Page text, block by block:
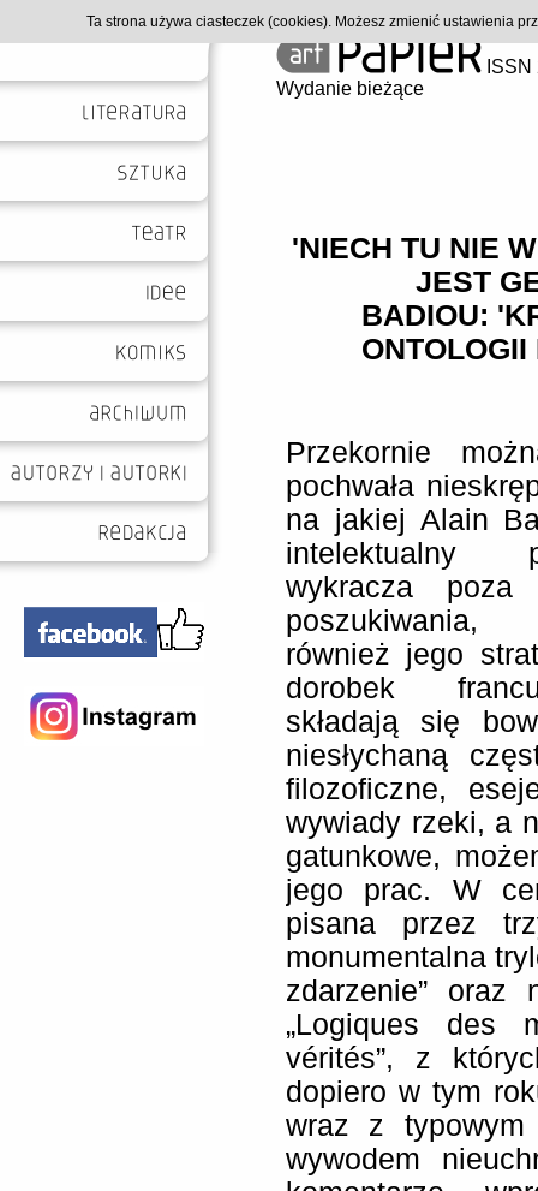
Wydanie bieżące
'NIECH TU NIE
JEST
BADIOU:
Przekornie
pochwała
na jakiej Alain
intelektualny
wykracza poza
poszukiwania,
również jego
dorobek
składają się
niesłychaną
filozoficzne,
wywiady rzeki, a
gatunkowe,
jego prac. W
pisana przez
monumentalna
zdarzenie” oraz
„Logiques des
vérités”, z
dopiero w tym
wraz z typowym
wywodem
Ta strona używa ciasteczek (cookies). Możesz zmienić ustawienia